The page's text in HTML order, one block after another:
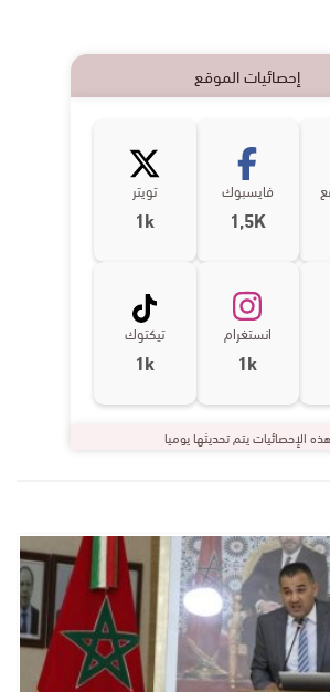
إحصائيات الموقع
فايسبوك
1,5K
تويتر
1k
انستغرام
1k
تيكتوك
1k
هذه الإحصائيات يتم تحديثها يوميا